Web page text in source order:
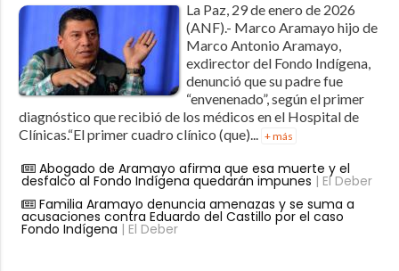
La Paz, 29 de enero de 2026
(ANF).- Marco Aramayo hijo de
Marco Antonio Aramayo,
exdirector del Fondo Indígena,
denunció que su padre fue
“envenenado”, según el primer
diagnóstico que recibió de los médicos en el Hospital de
Clínicas.“El primer cuadro clínico (que)... + más
Abogado de Aramayo afirma que esa muerte y el
desfalco al Fondo Indígena quedarán impunes | El Deber
Familia Aramayo denuncia amenazas y se suma a
acusaciones contra Eduardo del Castillo por el caso
Fondo Indígena | El Deber